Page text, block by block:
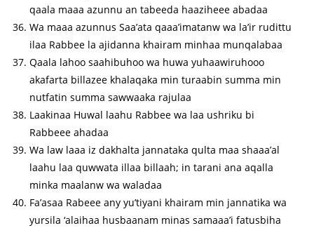
qaala maaa azunnu an tabeeda haaziheee abadaa
Wa maaa azunnus Saa’ata qaaa’imatanw wa la’ir rudittu
ilaa Rabbee la ajidanna khairam minhaa munqalabaa
Qaala lahoo saahibuhoo wa huwa yuhaawiruhooo
akafarta billazee khalaqaka min turaabin summa min
nutfatin summa sawwaaka rajulaa
Laakinaa Huwal laahu Rabbee wa laa ushriku bi
Rabbeee ahadaa
Wa law laaa iz dakhalta jannataka qulta maa shaaa’al
laahu laa quwwata illaa billaah; in tarani ana aqalla
minka maalanw wa waladaa
Fa’asaa Rabeee any yu’tiyani khairam min jannatika wa
yursila ‘alaihaa husbaanam minas samaaa’i fatusbiha